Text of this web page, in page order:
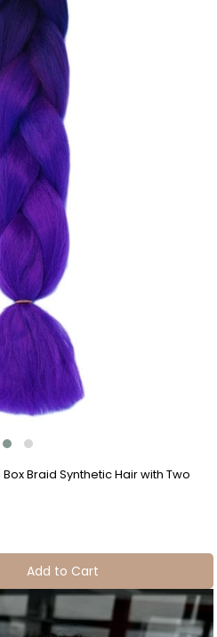
Braid Synthetic Hair with Two
Add to Cart